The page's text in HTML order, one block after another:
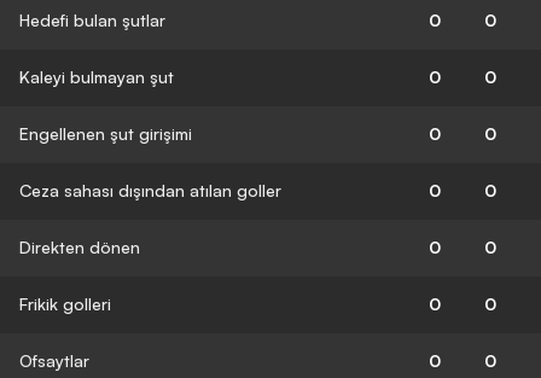
Hedefi bulan şutlar 0 0
Kaleyi bulmayan şut 0 0
Engellenen şut girişimi 0 0
Ceza sahası dışından atılan goller 0 0
Direkten dönen 0 0
Frikik golleri 0 0
Ofsaytlar 0 0